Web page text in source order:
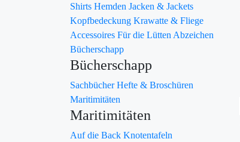
Shirts Hemden Jacken & Jackets
Kopfbedeckung Krawatte & Fliege
Accessoires Für die Lütten Abzeichen
Bücherschapp
Bücherschapp
SachbücherHefte & Broschüren
Maritimitäten
Maritimitäten
Auf die Back Knotentafeln